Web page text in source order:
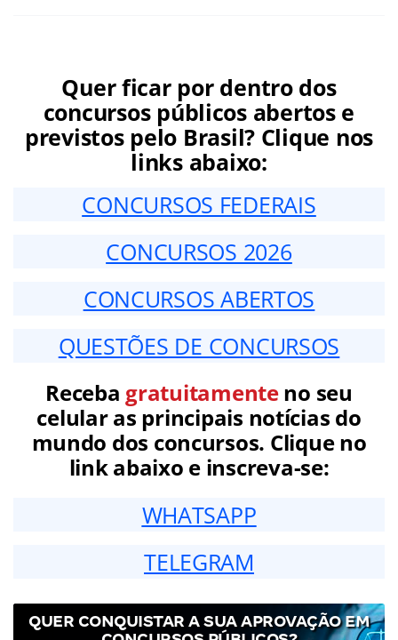
Quer ficar por dentro dos
concursos públicos abertos e
previstos pelo Brasil? Clique nos
links abaixo:
CONCURSOS FEDERAIS
CONCURSOS 2026
CONCURSOS ABERTOS
QUESTÕES DE CONCURSOS
Receba gratuitamenteno seu
celular as principais notícias do
mundo dos concursos. Clique no
link abaixo e inscreva-se:
WHATSAPP
TELEGRAM
QUER CONQUISTAR A SUA APROVAÇÃO EM